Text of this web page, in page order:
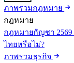
ภาพรวมกฎหมาย
กฎหมาย
กฎหมายกัญชา 2569
ไทยหรือไม่?
ภาพรวมธุรกิจ